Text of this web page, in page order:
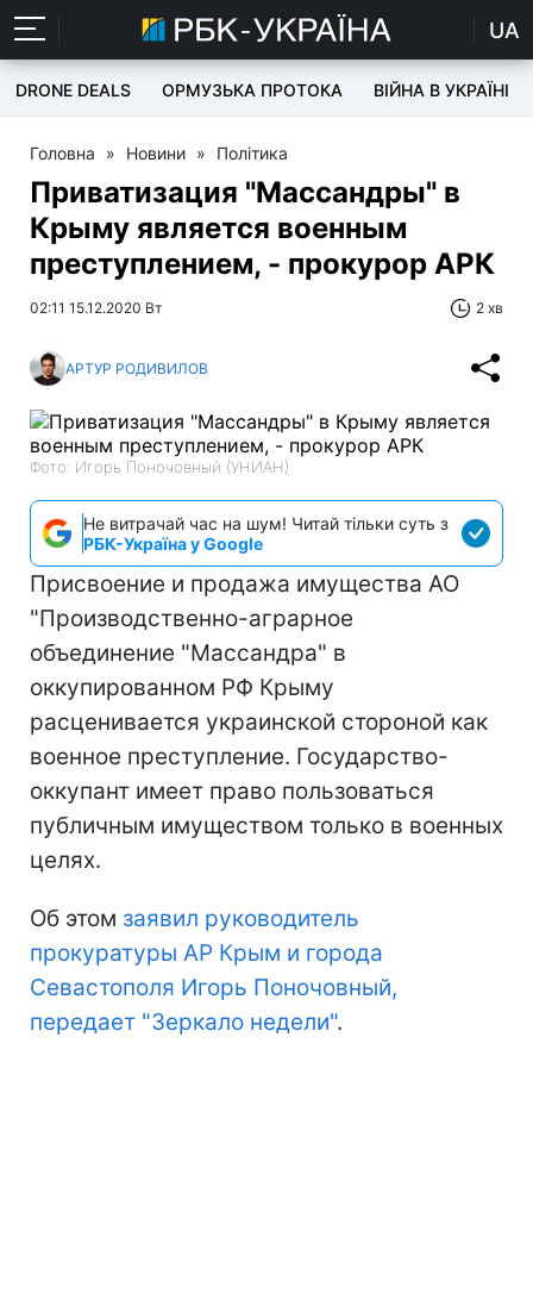
UA
DRONE DEALS ОРМУЗЬКА ПРОТОКА ВІЙНА В УКРАЇНІ
Головна » Новини » Політика
Приватизация "Массандры" в
Крыму является военным
преступлением, - прокурор АРК
02:11 15.12.2020 Вт 2 хв
АРТУР РОДИВИЛОВ
Фото: Игорь Поночовный (УНИАН)
Не витрачай час на шум! Читай тільки суть з
РБК-Україна у Google
Присвоение и продажа имущества АО
"Производственно-аграрное
объединение "Массандра" в
оккупированном РФ Крыму
расценивается украинской стороной как
военное преступление. Государство-
оккупант имеет право пользоваться
публичным имуществом только в военных
целях.
Об этом заявил руководитель
прокуратуры АР Крым и города
Севастополя Игорь Поночовный,
передает "Зеркало недели".